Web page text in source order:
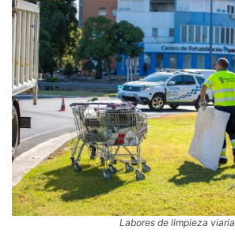
Labores de limpieza viaria